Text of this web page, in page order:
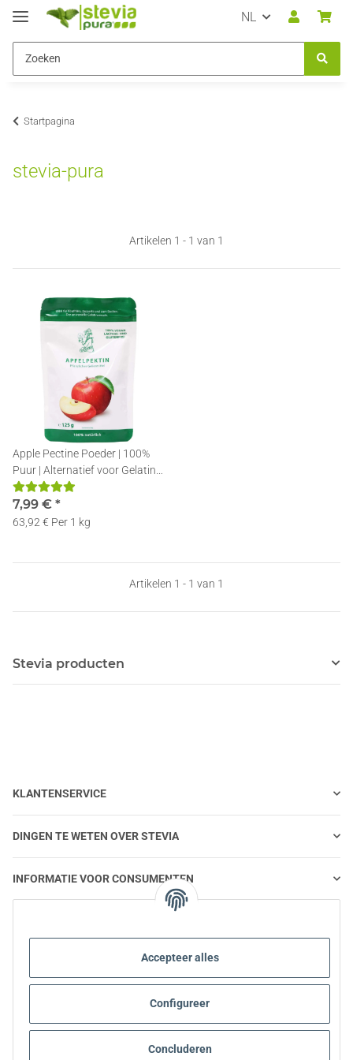
Accepteer alles
Configureer
Concluderen
NL
Startpagina
stevia-pura
Artikelen 1 - 1 van 1
Apple Pectine Poeder | 100%
Puur | Alternatief voor Gelatine
| 125g
7,99 € *
63,92 € Per 1 kg
Artikelen 1 - 1 van 1
Stevia producten
KLANTENSERVICE
DINGEN TE WETEN OVER STEVIA
INFORMATIE VOOR CONSUMENTEN
STEVIA | VRAGEN EN ANTWOORDEN
INFORMATIE OVER STEVIA PRODUCTEN